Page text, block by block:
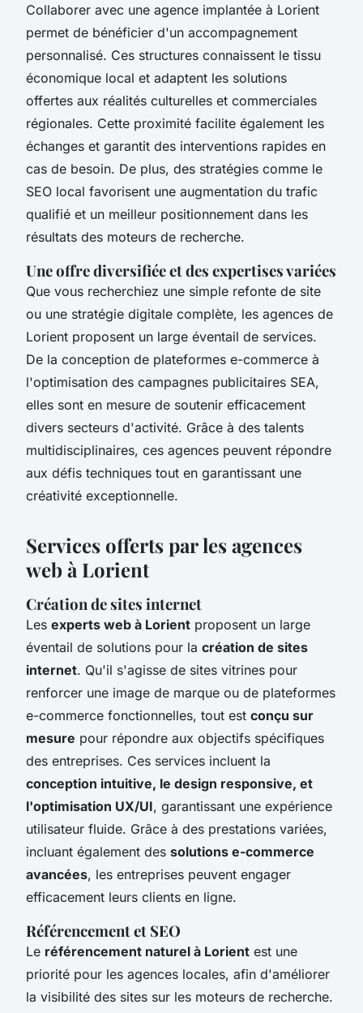
Collaborer avec une agence implantée à Lorient
permet de bénéficier d'un accompagnement
personnalisé. Ces structures connaissent le tissu
économique local et adaptent les solutions
offertes aux réalités culturelles et commerciales
régionales. Cette proximité facilite également les
échanges et garantit des interventions rapides en
cas de besoin. De plus, des stratégies comme le
SEO local favorisent une augmentation du trafic
qualifié et un meilleur positionnement dans les
résultats des moteurs de recherche.
Une offre diversifiée et des expertises variées
Que vous recherchiez une simple refonte de site
ou une stratégie digitale complète, les agences de
Lorient proposent un large éventail de services.
De la conception de plateformes e-commerce à
l'optimisation des campagnes publicitaires SEA,
elles sont en mesure de soutenir efficacement
divers secteurs d'activité. Grâce à des talents
multidisciplinaires, ces agences peuvent répondre
aux défis techniques tout en garantissant une
créativité exceptionnelle.
Services offerts par les agences
web à Lorient
Création de sites internet
Les experts web à Lorient proposent un large
éventail de solutions pour la création de sites
internet. Qu'il s'agisse de sites vitrines pour
renforcer une image de marque ou de plateformes
e-commerce fonctionnelles, tout est conçu sur
mesure pour répondre aux objectifs spécifiques
des entreprises. Ces services incluent la
conception intuitive, le design responsive, et
l'optimisation UX/UI, garantissant une expérience
utilisateur fluide. Grâce à des prestations variées,
incluant également des solutions e-commerce
avancées, les entreprises peuvent engager
efficacement leurs clients en ligne.
Référencement et SEO
Le référencement naturel à Lorient est une
priorité pour les agences locales, afin d'améliorer
la visibilité des sites sur les moteurs de recherche.